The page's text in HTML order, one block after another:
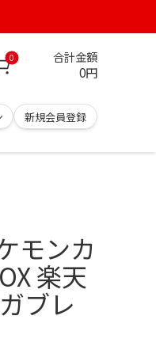
0 合計金額
0円
新規会員登録
モンカ
楽天
ブレ